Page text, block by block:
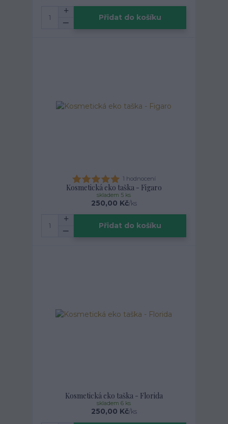
Přidat do košíku
1 hodnocení
Kosmetická eko taška - Figaro
250,00 Kč/ks
skladem 5 ks
Přidat do košíku
Kosmetická eko taška - Florida
250,00 Kč/ks
skladem 6 ks